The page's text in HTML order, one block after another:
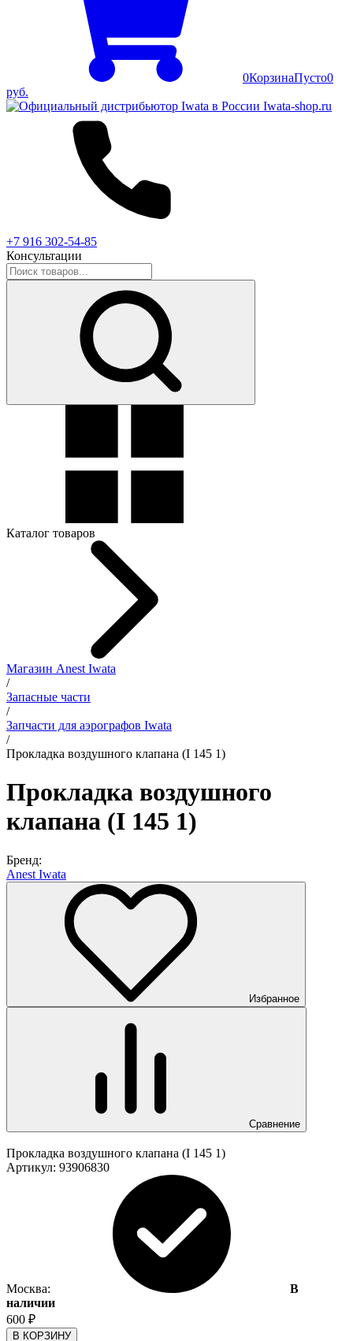
0КорзинаПусто0
руб.
+7 916 302-54-85
Консультации
Каталог товаров
Магазин Anest Iwata
/
Запасные части
/
Запчасти для аэрографов Iwata
/
Прокладка воздушного клапана (I 145 1)
Прокладка воздушного
клапана (I 145 1)
Бренд:
Anest Iwata
Избранное
Сравнение
Прокладка воздушного клапана (I 145 1)
Артикул: 93906830
Москва:
В
наличии
600 ₽
В КОРЗИНУ